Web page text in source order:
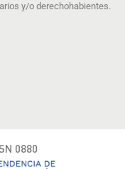
y/o derechohabientes.
0880